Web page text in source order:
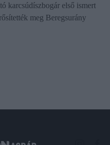
karcsúdíszbogár első ismert
meg Beregsurány